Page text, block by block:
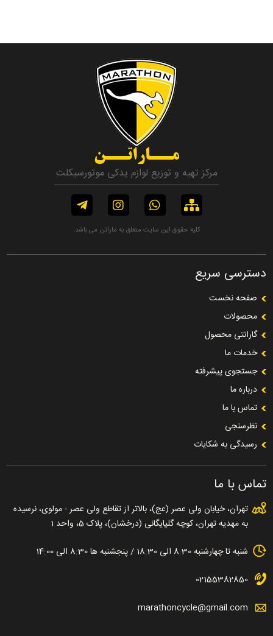
مــاراتــن
مرکز تهیه و توزیع لوازم یدکی موتورسیکلت
کلیه حقوق این سایت متعلق به ماراتن می باشد.
دسترسی سریع
صفحه نخست
محصولات
گارانتی محصول
خدمات ما
جستجوی پیشرفته
درباره ما
تماس با ما
نظرسنجی
رسیدگی به شکایات
تماس با ما
تهران، خیابان ولی عصر (عج)، بالاتر از تقاطع ولی عصر - مولوی، نرسیده
به مهدیه تهران، کوچه گلپایگانی (درخشان)، پلاک 5، واحد 1
شنبه تا چهارشنبه 8:30 الی 18:30 / پنجشنبه ها 8:30 الی 14:00
02155382850
marathoncycle@gmail.com